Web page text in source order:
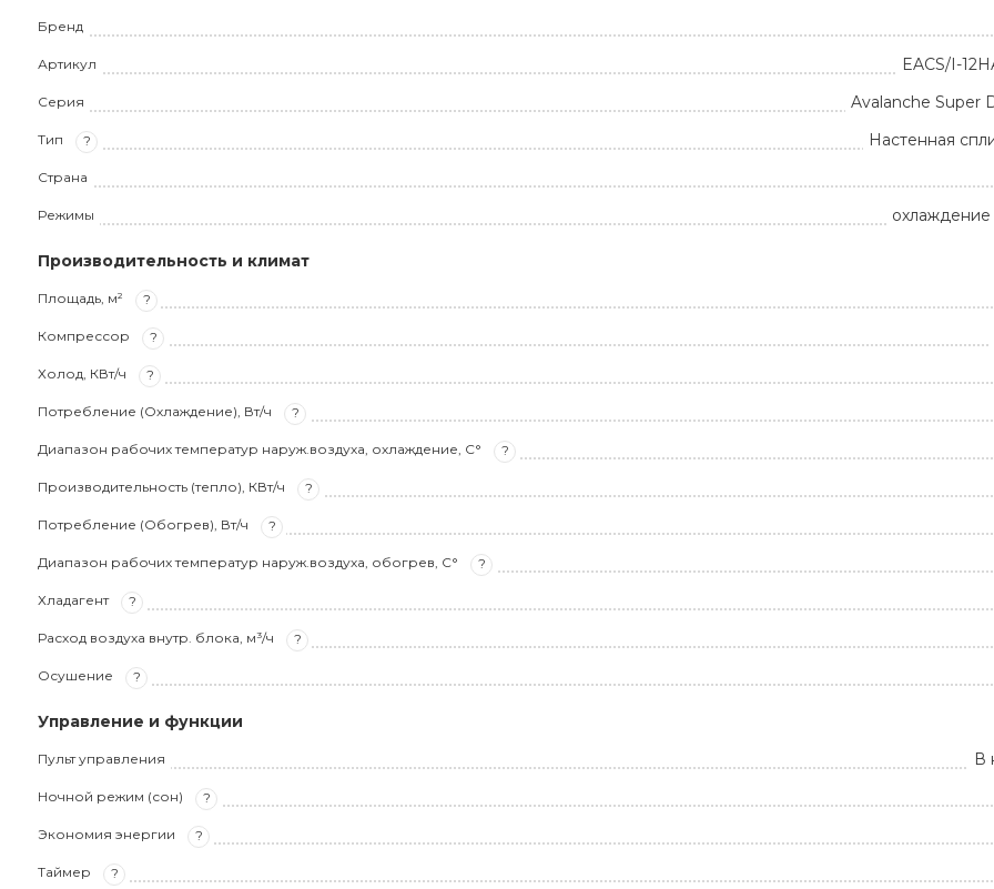
Бренд
Артикул EACS/I-
Серия Avalanche Super
Тип ? Настенная
Страна
Режимы
Производительность и климат
Площадь, м² ?
Компрессор ?
Холод, КВт/ч ?
Потребление (Охлаждение), Вт/ч ?
Диапазон рабочих температур наруж.воздуха, охлаждение, С° ?
Производительность (тепло), КВт/ч ?
Потребление (Обогрев), Вт/ч ?
Диапазон рабочих температур наруж.воздуха, обогрев, С° ?
Хладагент ?
Расход воздуха внутр. блока, м³/ч ?
Осушение ?
Управление и функции
Пульт управления В
Ночной режим (сон) ?
Экономия энергии ?
Таймер ?